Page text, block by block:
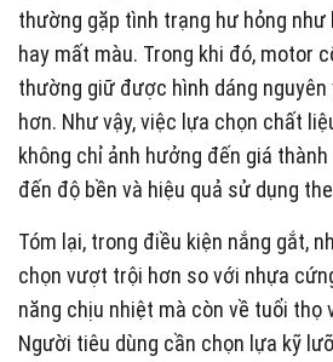
thường gặp tình trạng hư hỏng như
hay mất màu. Trong khi đó, motor
thường giữ được hình dáng
hơn. Như vậy, việc lựa chọn chất
không chỉ ảnh hưởng đến giá
đến độ bền và hiệu quả sử dụng
Tóm lại, trong điều kiện nắng gắt,
chọn vượt trội hơn so với nhựa
năng chịu nhiệt mà còn về tuổi thọ
Người tiêu dùng cần chọn lựa kỹ